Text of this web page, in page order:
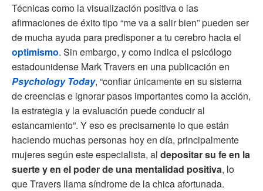
Técnicas como la visualización positiva o las
afirmaciones de éxito tipo “me va a salir bien” pueden ser
de mucha ayuda para predisponer a tu cerebro hacia el
optimismo. Sin embargo, y como indica el psicólogo
estadounidense Mark Travers en una publicación en
Psychology Today, “confiar únicamente en su sistema
de creencias e ignorar pasos importantes como la acción,
la estrategia y la evaluación puede conducir al
estancamiento”. Y eso es precisamente lo que están
haciendo muchas personas hoy en día, principalmente
mujeres según este especialista, al depositar su fe en la
suerte y en el poder de una mentalidad positiva, lo
que Travers llama síndrome de la chica afortunada.